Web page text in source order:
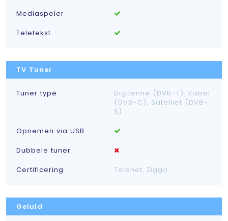
Mediaspeler
Teletekst
TV Tuner
Tuner type
Digitenne (DVB-T), Kabel
(DVB-C), Satelliet (DVB-
S)
Opnemen via USB
Dubbele tuner
Certificering
Telenet, Ziggo
Geluid